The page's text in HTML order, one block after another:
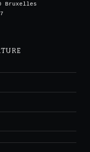
Bruxelles